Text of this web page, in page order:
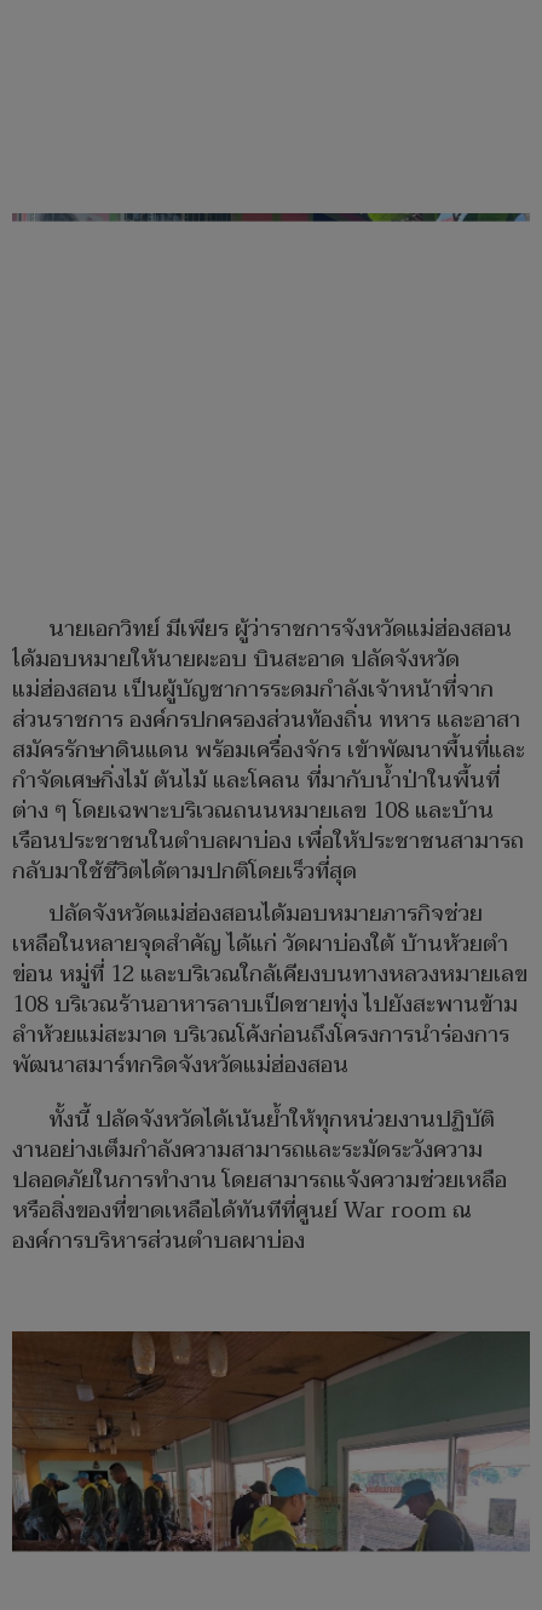
นายเอกวิทย์ มีเพียร ผู้ว่าราชการจังหวัดแม่ฮ่องสอน
ได้มอบหมายให้นายผะอบ บินสะอาด ปลัดจังหวัด
แม่ฮ่องสอน เป็นผู้บัญชาการระดมกำลังเจ้าหน้าที่จาก
ส่วนราชการ องค์กรปกครองส่วนท้องถิ่น ทหาร และอาสา
สมัครรักษาดินแดน พร้อมเครื่องจักร เข้าพัฒนาพื้นที่และ
กำจัดเศษกิ่งไม้ ต้นไม้ และโคลน ที่มากับน้ำป่าในพื้นที่
ต่าง ๆ โดยเฉพาะบริเวณถนนหมายเลข 108 และบ้าน
เรือนประชาชนในตำบลผาบ่อง เพื่อให้ประชาชนสามารถ
กลับมาใช้ชีวิตได้ตามปกติโดยเร็วที่สุด
ปลัดจังหวัดแม่ฮ่องสอนได้มอบหมายภารกิจช่วย
เหลือในหลายจุดสำคัญ ได้แก่ วัดผาบ่องใต้ บ้านห้วยตำ
ข่อน หมู่ที่ 12 และบริเวณใกล้เคียงบนทางหลวงหมายเลข
108 บริเวณร้านอาหารลาบเป็ดชายทุ่ง ไปยังสะพานข้าม
ลำห้วยแม่สะมาด บริเวณโค้งก่อนถึงโครงการนำร่องการ
พัฒนาสมาร์ทกริดจังหวัดแม่ฮ่องสอน
ทั้งนี้ ปลัดจังหวัดได้เน้นย้ำให้ทุกหน่วยงานปฏิบัติ
งานอย่างเต็มกำลังความสามารถและระมัดระวังความ
ปลอดภัยในการทำงาน โดยสามารถแจ้งความช่วยเหลือ
หรือสิ่งของที่ขาดเหลือได้ทันทีที่ศูนย์ War room ณ
องค์การบริหารส่วนตำบลผาบ่อง